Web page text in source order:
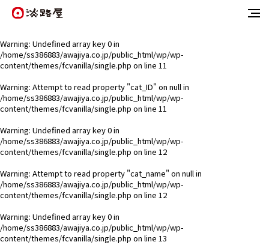
Warning: Undefined array key 0 in
/home/ss386883/awajiya.co.jp/public_html/wp/wp-
content/themes/fcvanilla/single.php on line 11
Warning: Attempt to read property "cat_ID" on null in
/home/ss386883/awajiya.co.jp/public_html/wp/wp-
content/themes/fcvanilla/single.php on line 11
Warning: Undefined array key 0 in
/home/ss386883/awajiya.co.jp/public_html/wp/wp-
content/themes/fcvanilla/single.php on line 12
Warning: Attempt to read property "cat_name" on null in
/home/ss386883/awajiya.co.jp/public_html/wp/wp-
content/themes/fcvanilla/single.php on line 12
Warning: Undefined array key 0 in
/home/ss386883/awajiya.co.jp/public_html/wp/wp-
content/themes/fcvanilla/single.php on line 13